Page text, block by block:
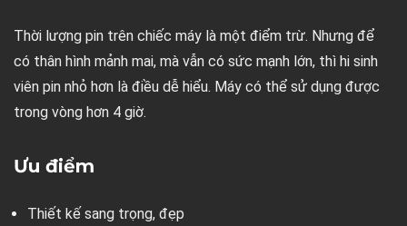
Thời lượng pin trên chiếc máy là một điểm trừ. Nhưng để
có thân hình mảnh mai, mà vẫn có sức mạnh lớn, thì hi sinh
viên pin nhỏ hơn là điều dễ hiểu. Máy có thể sử dụng được
trong vòng hơn 4 giờ.
Ưu điểm
Thiết kế sang trọng, đẹp